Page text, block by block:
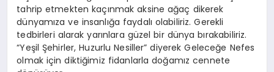
SAĞLIK
TEKNOLOJI
tahrip etmekten kaçınmak aksine ağaç dikerek
dünyamıza ve insanlığa faydalı olabiliriz. Gerekli
tedbirleri alarak yarınlara güzel bir dünya bırakabiliriz.
“Yeşil Şehirler, Huzurlu Nesiller” diyerek Geleceğe Nefes
olmak için diktiğimiz fidanlarla doğamız cennete